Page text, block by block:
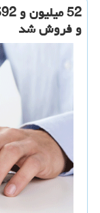
و فروش شد